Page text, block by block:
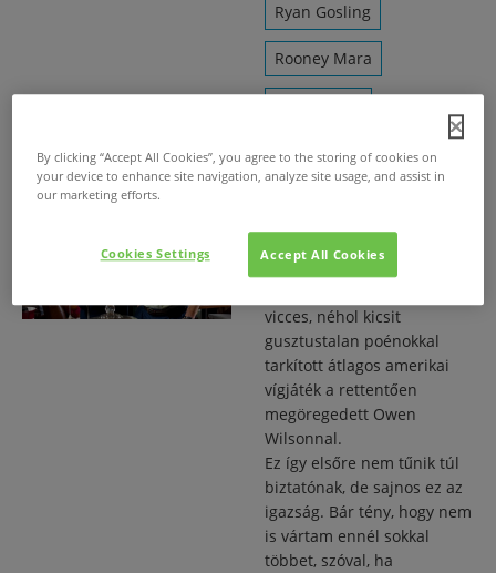
Ryan Gosling
Rooney Mara
engedély
2011. márc. 7.
vicces, néhol kicsit
gusztustalan poénokkal
tarkított átlagos amerikai
vígjáték a rettentően
megöregedett Owen
Wilsonnal.
Ez így elsőre nem tűnik túl
biztatónak, de sajnos ez az
igazság. Bár tény, hogy nem
is vártam ennél sokkal
többet, szóval, ha
By clicking “Accept All Cookies”, you agree to the storing of cookies on
your device to enhance site navigation, analyze site usage, and assist in
our marketing efforts.
Accept All Cookies
Cookies Settings